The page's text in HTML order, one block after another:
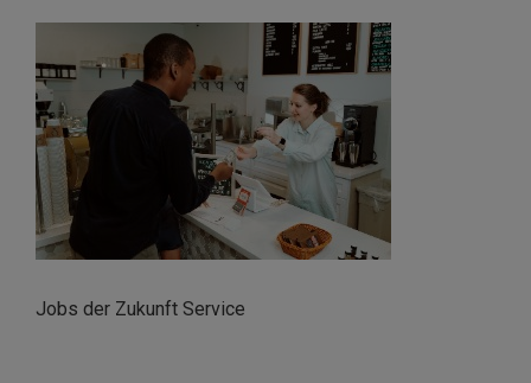
Jobs der Zukunft Service